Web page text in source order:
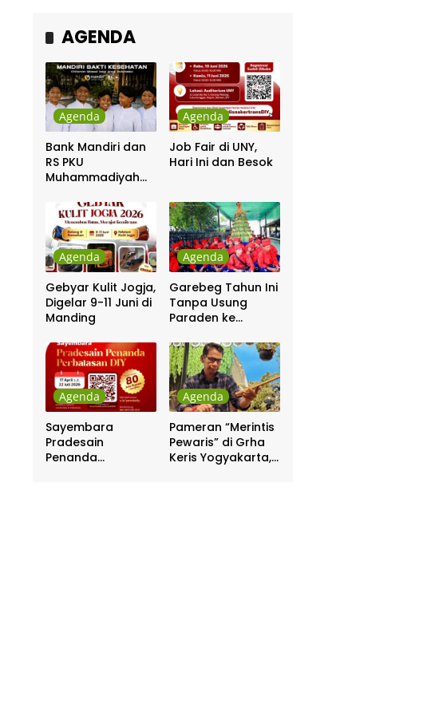
AGENDA
Agenda
Bank Mandiri dan
RS PKU
Muhammadiyah
Gratis
Agenda
Job Fair di UNY,
Hari Ini dan Besok
Agenda
Gebyar Kulit Jogja,
Digelar 9-11 Juni di
Manding
Agenda
Garebeg Tahun Ini
Tanpa Usung
Paraden ke
Pakualaman
Agenda
Sayembara
Pradesain
Penanda
Agenda
Pameran “Merintis
Pewaris” di Grha
Keris Yogyakarta,